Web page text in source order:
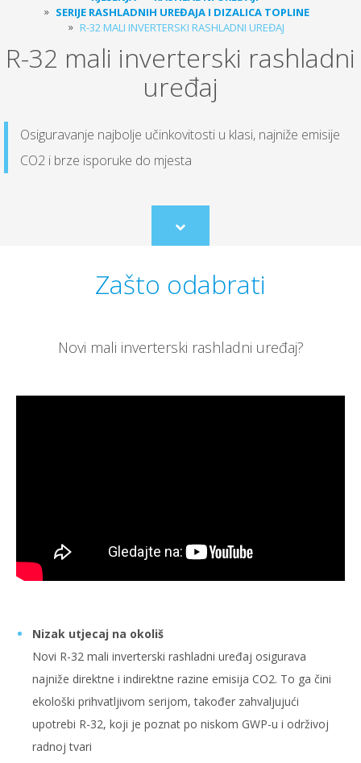
SERIJE RASHLADNIH UREĐAJA I DIZALICA TOPLINE
R-32 MALI INVERTERSKI RASHLADNI UREĐAJ
R-32 mali inverterski rashladni
uređaj
Osiguravanje najbolje učinkovitosti u klasi, najniže emisije
CO2 i brze isporuke do mjesta
Scroll
to
Zašto odabrati
Novi mali inverterski rashladni uređaj?
Nizak utjecaj na okoliš
Novi R-32 mali inverterski rashladni uređaj osigurava
najniže direktne i indirektne razine emisija CO2. To ga čini
ekološki prihvatljivom serijom, također zahvaljujući
upotrebi R-32, koji je poznat po niskom GWP-u i održivoj
radnoj tvari